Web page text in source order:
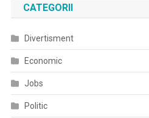
CATEGORII
Divertisment
Economic
Jobs
Politic